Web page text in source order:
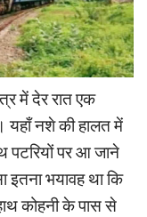
में देर रात एक
यहाँ नशे की हालत में
पटरियों पर आ जाने
भयावह था कि
कोहनी के पास से